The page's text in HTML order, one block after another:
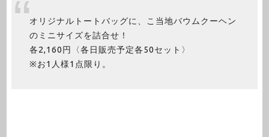
オリジナルトートバッグに、こ当地バウムクーヘン
のミニサイズを詰合せ！
各2,160円〈各日販売予定各50セット〉
※お1人様1点限り。